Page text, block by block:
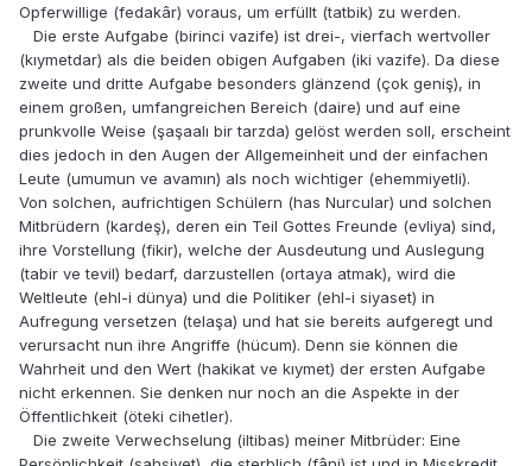
Opferwillige (fedakâr) voraus, um erfüllt (tatbik) zu werden.
Die erste Aufgabe (birinci vazife) ist drei-, vierfach wertvoller
(kıymetdar) als die beiden obigen Aufgaben (iki vazife). Da diese
zweite und dritte Aufgabe besonders glänzend (çok geniş), in
einem großen, umfangreichen Bereich (daire) und auf eine
prunkvolle Weise (şaşaalı bir tarzda) gelöst werden soll, erscheint
dies jedoch in den Augen der Allgemeinheit und der einfachen
Leute (umumun ve avamın) als noch wichtiger (ehemmiyetli).
Von solchen, aufrichtigen Schülern (has Nurcular) und solchen
Mitbrüdern (kardeş), deren ein Teil Gottes Freunde (evliya) sind,
ihre Vorstellung (fikir), welche der Ausdeutung und Auslegung
(tabir ve tevil) bedarf, darzustellen (ortaya atmak), wird die
Weltleute (ehl-i dünya) und die Politiker (ehl-i siyaset) in
Aufregung versetzen (telaşa) und hat sie bereits aufgeregt und
verursacht nun ihre Angriffe (hücum). Denn sie können die
Wahrheit und den Wert (hakikat ve kıymet) der ersten Aufgabe
nicht erkennen. Sie denken nur noch an die Aspekte in der
Öffentlichkeit (öteki cihetler).
Die zweite Verwechselung (iltibas) meiner Mitbrüder: Eine